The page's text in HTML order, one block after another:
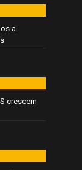
a
crescem